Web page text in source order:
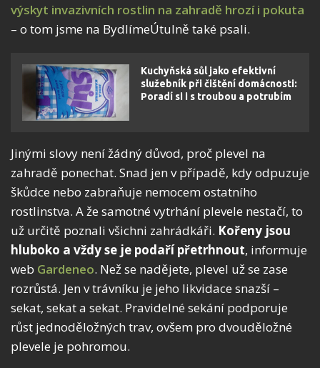
výskyt invazivních rostlin na zahradě hrozí i pokuta
– o tom jsme na BydlímeÚtulně také psali.
Kuchyňská sůl jako efektivní
služebník při čištění domácnosti:
Poradí si i s troubou a potrubím
Jinými slovy není žádný důvod, proč plevel na
zahradě ponechat. Snad jen v případě, kdy odpuzuje
škůdce nebo zabraňuje nemocem ostatního
rostlinstva. A že samotné vytrhání plevele nestačí, to
už určitě poznali všichni zahrádkáři. Kořeny jsou
hluboko a vždy se je podaří přetrhnout, informuje
web Gardeneo. Než se nadějete, plevel už se zase
rozrůstá. Jen v trávníku je jeho likvidace snazší –
sekat, sekat a sekat. Pravidelné sekání podporuje
růst jednoděložných trav, ovšem pro dvouděložné
plevele je pohromou.